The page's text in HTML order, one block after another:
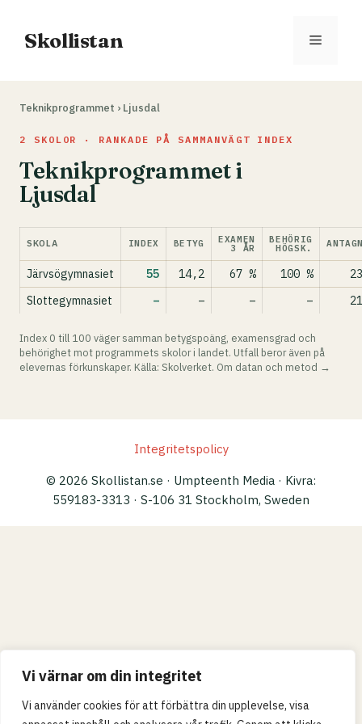
Vi värnar om din integritet
Vi använder cookies för att förbättra din upplevelse, visa
innehåll
Skollistan Meny
Teknikprogrammet › Ljusdal
2 SKOLOR · RANKADE PÅ SAMMANVÄGT INDEX
Teknikprogrammet i
Ljusdal
SKOLA INDEX BETYG EXAMEN
3 ÅR
BEHÖRIG
HÖGSK.
Järvsögymnasiet 55 14,2 67 % 100 %
Slottegymnasiet
– – – –
Index 0 till 100 väger samman betygspoäng, examensgrad och
behörighet mot programmets skolor i landet. Utfall beror även på
elevernas förkunskaper. Källa: Skolverket. Om datan och metod →
Integritetspolicy
© 2026 Skollistan.se · Umpteenth Media · Kivra:
559183-3313 · S-106 31 Stockholm, Sweden